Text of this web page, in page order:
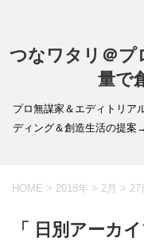
つなワタリ＠プ
量で
プロ無謀家＆エディトリア
ディング＆創造生活の提案
HOME > 2018年 > 2月 > 27
「 日別アーカ